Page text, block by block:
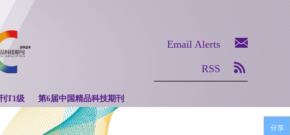
T1级 第6届中国精品科技期刊
Email Alerts
RSS
分享